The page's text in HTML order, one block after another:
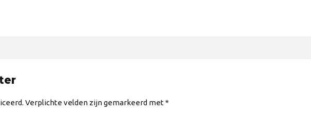
Verplichte velden zijn gemarkeerd met *